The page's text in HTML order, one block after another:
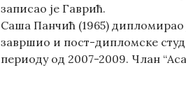
записао је Гаврић.
Саша Панчић (1965) дипломирао
завршио и пост-дипломске
периоду од 2007-2009. Члан